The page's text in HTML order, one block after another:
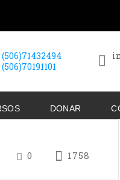
(506)71432494
(506)70191101
DONAR
0 1758